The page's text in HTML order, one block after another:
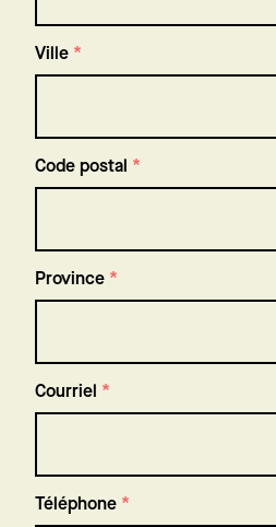
Ville *
Code postal *
Province *
Courriel *
Téléphone *